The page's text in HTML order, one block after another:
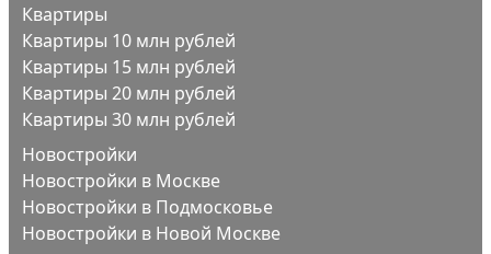
Квартиры
Квартиры 10 млн рублей
Квартиры 15 млн рублей
Квартиры 20 млн рублей
Квартиры 30 млн рублей
Новостройки
Новостройки в Москве
Новостройки в Подмосковье
Новостройки в Новой Москве